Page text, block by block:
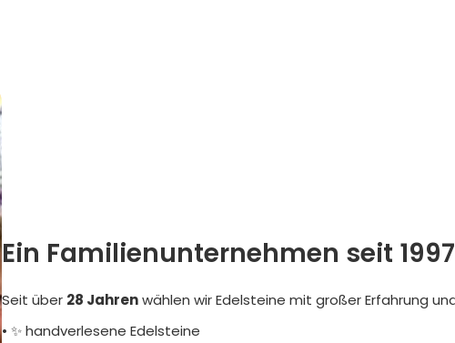
Ein Familienunternehmen seit 1997
Seit über 28 Jahrenwählen wir Edelsteine mit großer Erfahrung
• ✨ handverlesene Edelsteine